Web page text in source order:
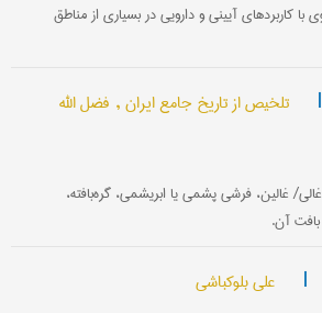
با کاربردهای آیینی و دارویی در بسیاری از مناطق
| تلخیص از تاریخ جامع ایران , فضل الله
غالین، فرشی پشمی یا ابریشمی، گره‌بافته،
بافت آن.
| علی بلوکباشی